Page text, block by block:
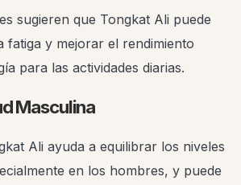
sugieren que Tongkat Ali puede
fatiga y mejorar el rendimiento
para las actividades diarias.
Masculina
Ali ayuda a equilibrar los niveles
en los hombres, y puede